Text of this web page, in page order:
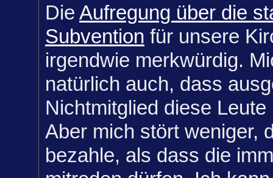
Die Aufregung über die
Subvention für unsere
irgendwie merkwürdig.
natürlich auch, dass
Nichtmitglied diese
Aber mich stört weniger,
bezahle, als dass die